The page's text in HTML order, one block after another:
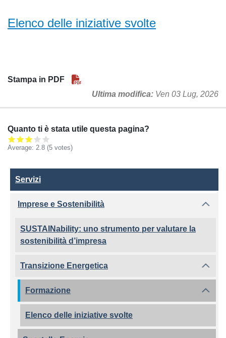
Elenco delle iniziative svolte
Stampa in PDF
Ultima modifica
Ven 03 Lug, 2026
Quanto ti è stata utile questa pagina?
Average: 2.8 (5 votes)
Servizi
Servizi
Imprese e Sostenibilità
SUSTAINability: uno strumento per valutare la
sostenibilità d’impresa
Transizione Energetica
Formazione
Elenco delle iniziative svolte